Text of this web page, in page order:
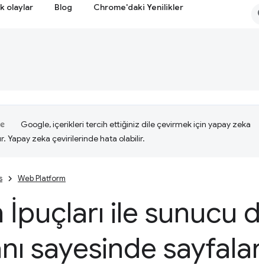
olaylar Blog Chrome'daki Yenilikler
Google, içerikleri tercih ettiğiniz dile çevirmek için yapay zeka
Yapay zeka çevirilerinde hata olabilir.
Web Platform
İpuçları ile sunucu
sayesinde